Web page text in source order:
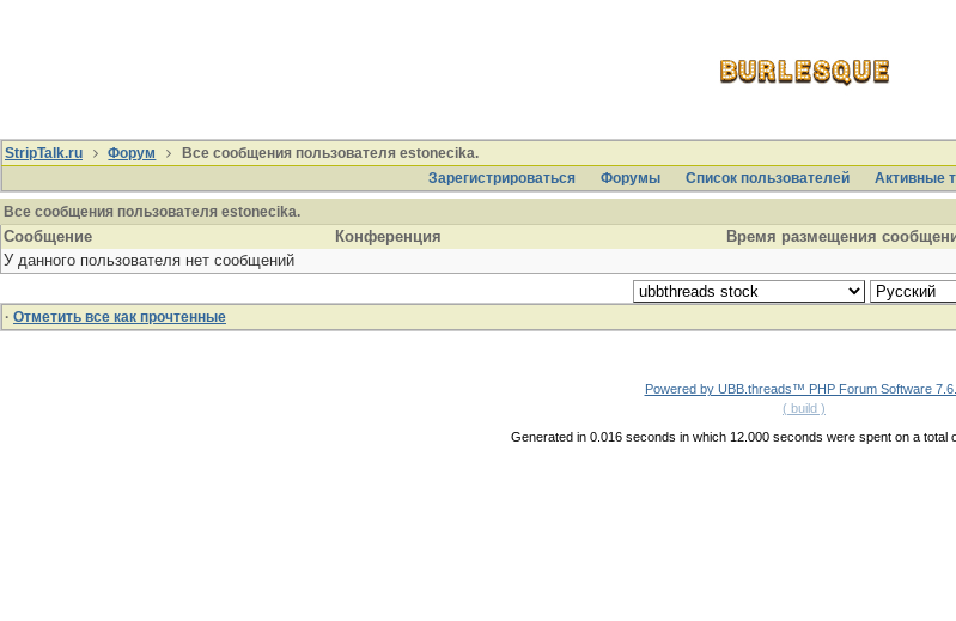
StripTalk.ru Форум
Все сообщения пользователя estonecika.
Зарегистрироваться
Форумы Список пользователей Активные
Все сообщения пользователя estonecika.
Сообщение Конференция
Время размещения
У данного пользователя нет сообщений
· Отметить все как прочтенные
Powered by UBB.threads™ PHP Forum Software
( build )
Generated in 0.016 seconds in which 12.000 seconds were spent on a total